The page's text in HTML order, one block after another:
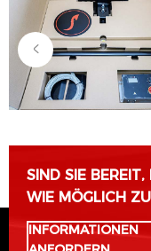
SIND SIE
WIE MÖGLICH
INFORMATIONEN